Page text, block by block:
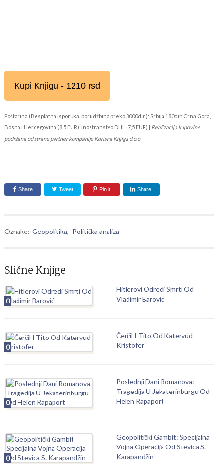
Kupi Knjigu - 1210 rsd
Poštarina (Besplatna isporuka, porudžbina preko 3000din): Srbija 180din Crna Gora,
Bosna i Hercegovina (8,5 EUR), inostranstvo DHL (7,5 EUR) | Realizacija kupovine
podržana od strane partner kompanije Korisna Knjiga d.o.o
Share Tweet Pin it Share
Oznake: Geopolitika, Politička analiza
Slične Knjige
0
Hitlerovi Odredi Smrti Od
Vladimir Barović
0
Čerčil I Tito Od Katervud
Kristofer
0
Poslednji Dani Romanova:
Tragedija U Jekaterinburgu Od
Helen Rapaport
0
Geopolitički Gambit: Specijalna
Vojna Operacija Od Stevica S.
Karapandžin